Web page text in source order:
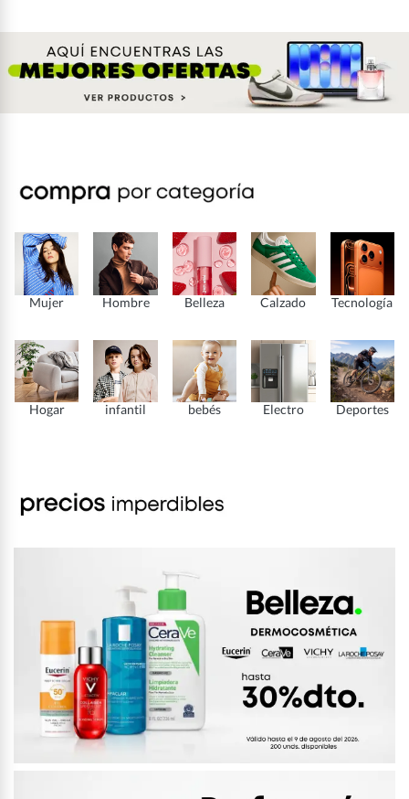
Mujer Hombre Belleza Calzado Tecnología
Hogar infantil bebés Electro Deportes